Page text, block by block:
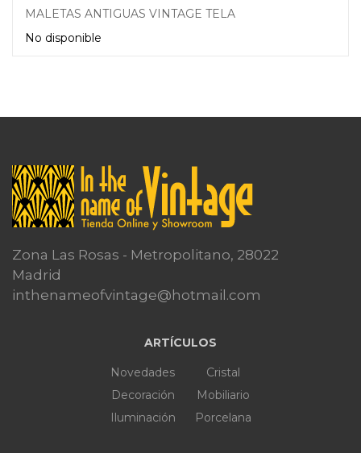
MALETAS ANTIGUAS VINTAGE TELA
No disponible
Zona Las Rosas - Metropolitano, 28022
Madrid
inthenameofvintage@hotmail.com
ARTÍCULOS
Novedades
Decoración
Iluminación
Cristal
Mobiliario
Porcelana